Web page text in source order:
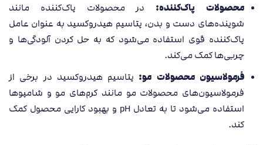
محصولات پاک‌کننده: در محصولات پاک‌کننده مانند
شوینده‌های دست و بدن، پتاسیم هیدروکسید به عنوان عامل
پاک‌کننده قوی استفاده می‌شود که به حل کردن آلودگی‌ها و
چربی‌ها کمک می‌کند.
فرمولاسیون محصولات مو: پتاسیم هیدروکسید در برخی از
فرمولاسیون‌های محصولات مو مانند کرم‌های مو و شامپوها
استفاده می‌شود تا به تعادل pH و بهبود کارایی محصول کمک
کند.